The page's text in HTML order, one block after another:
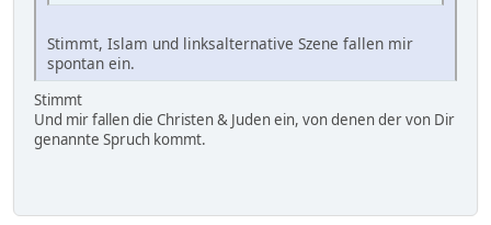
Stimmt, Islam und linksalternative Szene fallen mir
spontan ein.
Stimmt
Und mir fallen die Christen & Juden ein, von denen der von Dir
genannte Spruch kommt.